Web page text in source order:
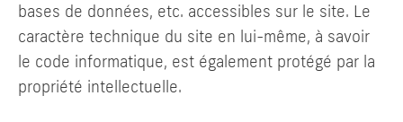
bases de données, etc. accessibles sur le site. Le
caractère technique du site en lui-même, à savoir
le code informatique, est également protégé par la
propriété intellectuelle.